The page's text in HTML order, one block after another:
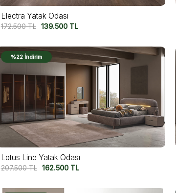
Electra Yatak Odası
172.500TL 139.500TL
%22 İndirim
Lotus Line Yatak Odası
207.500TL 162.500TL